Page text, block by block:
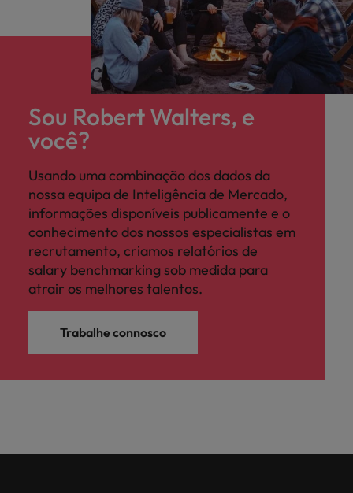
Sou Robert Walters, e
você?
Usando uma combinação dos dados da
nossa equipa de Inteligência de Mercado,
informações disponíveis publicamente e o
conhecimento dos nossos especialistas em
recrutamento, criamos relatórios de
salary benchmarking sob medida para
atrair os melhores talentos.
Trabalhe connosco